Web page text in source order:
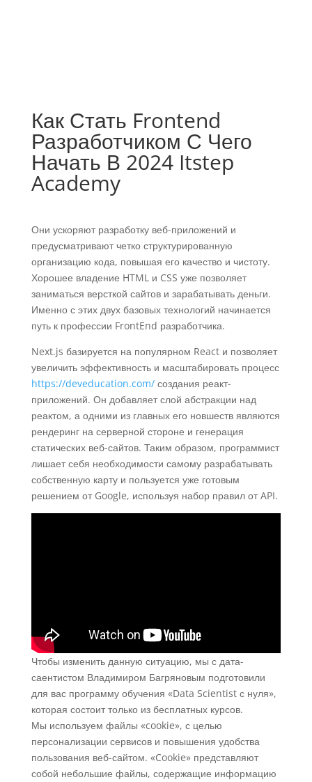
Как Стать Frontend
Разработчиком С Чего
Начать В 2024 Itstep
Academy
Они ускоряют разработку веб-приложений и
предусматривают четко структурированную
организацию кода, повышая его качество и чистоту.
Хорошее владение HTML и CSS уже позволяет
заниматься версткой сайтов и зарабатывать деньги.
Именно с этих двух базовых технологий начинается
путь к профессии FrontEnd разработчика.
Next.js базируется на популярном React и позволяет
увеличить эффективность и масштабировать процесс
https://deveducation.com/создания реакт-
приложений. Он добавляет слой абстракции над
реактом, а одними из главных его новшеств являются
рендеринг на серверной стороне и генерация
статических веб-сайтов. Таким образом, программист
лишает себя необходимости самому разрабатывать
собственную карту и пользуется уже готовым
решением от Google, используя набор правил от API.
Чтобы изменить данную ситуацию, мы с дата-
саентистом Владимиром Багряновым подготовили
для вас программу обучения «Data Scientist с нуля»,
которая состоит только из бесплатных курсов.
Мы используем файлы «cookie», с целью
персонализации сервисов и повышения удобства
пользования веб-сайтом. «Cookie» представляют
собой небольшие файлы, содержащие информацию